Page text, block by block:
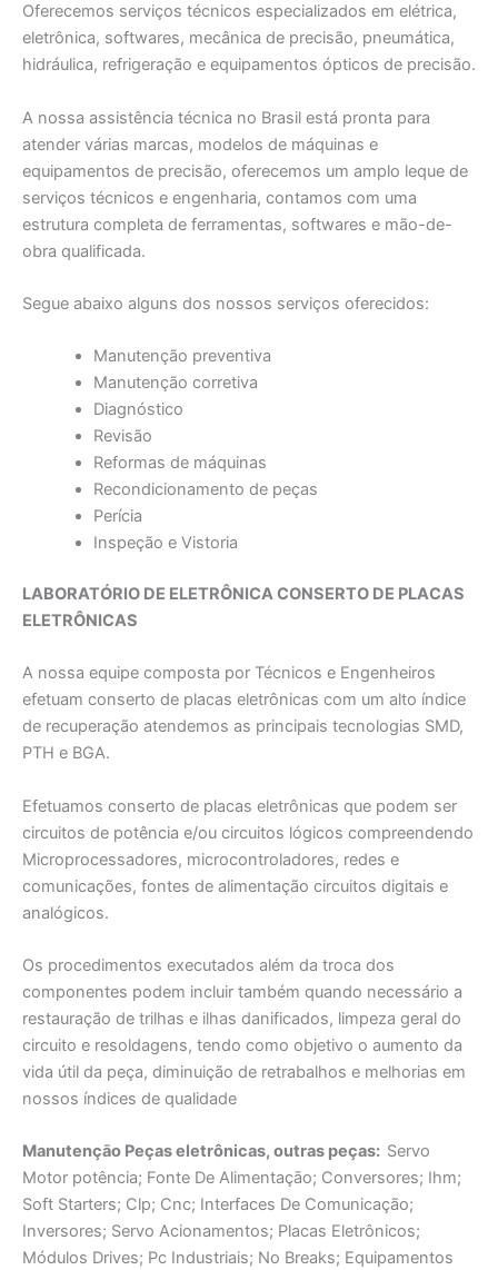
Oferecemos serviços técnicos especializados em elétrica,
eletrônica, softwares, mecânica de precisão, pneumática,
hidráulica, refrigeração e equipamentos ópticos de precisão.
A nossa assistência técnica no Brasil está pronta para
atender várias marcas, modelos de máquinas e
equipamentos de precisão, oferecemos um amplo leque de
serviços técnicos e engenharia, contamos com uma
estrutura completa de ferramentas, softwares e mão-de-
obra qualificada.
Segue abaixo alguns dos nossos serviços oferecidos:
Manutenção preventiva
Manutenção corretiva
Diagnóstico
Revisão
Reformas de máquinas
Recondicionamento de peças
Perícia
Inspeção e Vistoria
LABORATÓRIO DE ELETRÔNICA CONSERTO DE PLACAS
ELETRÔNICAS
A nossa equipe composta por Técnicos e Engenheiros
efetuam conserto de placas eletrônicas com um alto índice
de recuperação atendemos as principais tecnologias SMD,
PTH e BGA.
Efetuamos conserto de placas eletrônicas que podem ser
circuitos de potência e/ou circuitos lógicos compreendendo
Microprocessadores, microcontroladores, redes e
comunicações, fontes de alimentação circuitos digitais e
analógicos.
Os procedimentos executados além da troca dos
componentes podem incluir também quando necessário a
restauração de trilhas e ilhas danificados, limpeza geral do
circuito e resoldagens, tendo como objetivo o aumento da
vida útil da peça, diminuição de retrabalhos e melhorias em
nossos índices de qualidade
Manutençāo Peças eletrônicas, outras peças: Servo
Motor potência; Fonte De Alimentaçāo; Conversores; Ihm;
Soft Starters; Clp; Cnc; Interfaces De Comunicação;
Inversores; Servo Acionamentos; Placas Eletrônicos;
Módulos Drives; Pc Industriais; No Breaks; Equipamentos